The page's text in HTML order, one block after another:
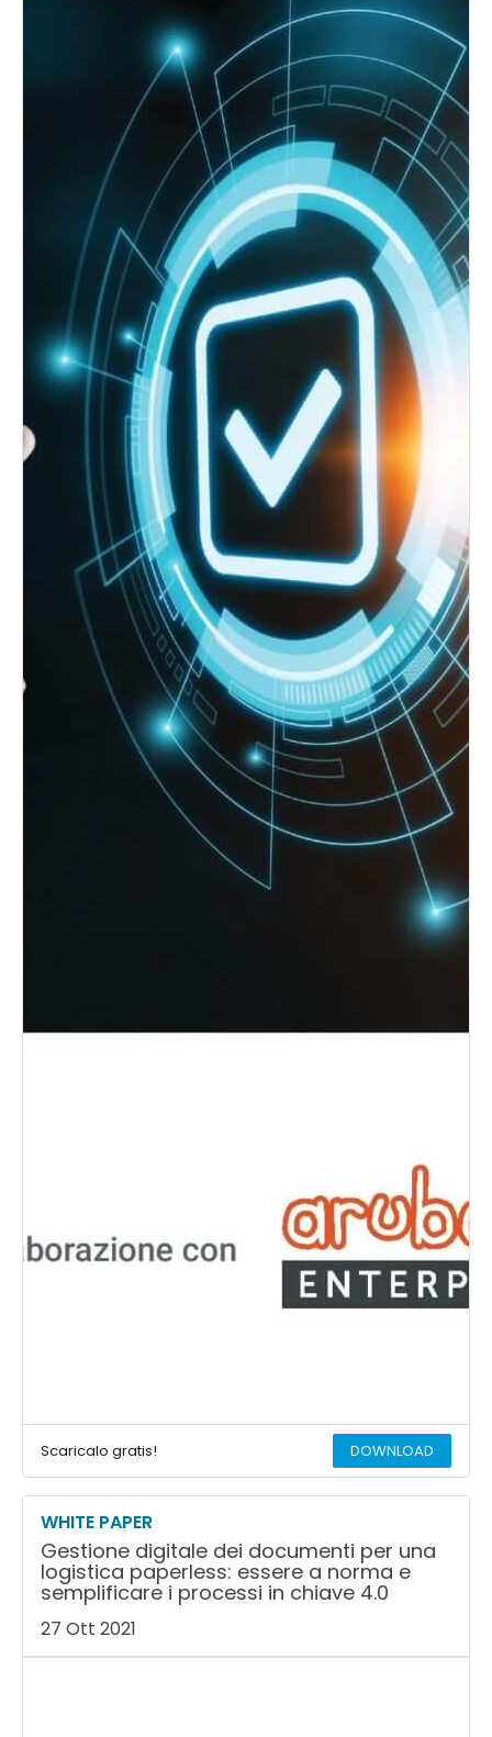
Scaricalo gratis! DOWNLOAD
WHITE PAPER
Gestione digitale dei documenti per una
logistica paperless: essere a norma e
semplificare i processi in chiave 4.0
27 Ott 2021